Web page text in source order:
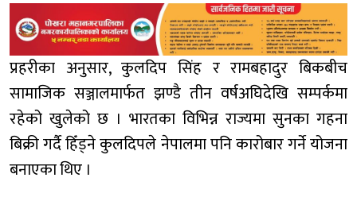
प्रहरीका अनुसार, कुलदिप सिंह र रामबहादुर बिकबीच
सामाजिक सञ्जालमार्फत झण्डै तीन वर्षअघिदेखि सम्पर्कमा
रहेको खुलेको छ । भारतका विभिन्न राज्यमा सुनका गहना
बिक्री गर्दै हिँड्ने कुलदिपले नेपालमा पनि कारोबार गर्ने योजना
बनाएका थिए ।